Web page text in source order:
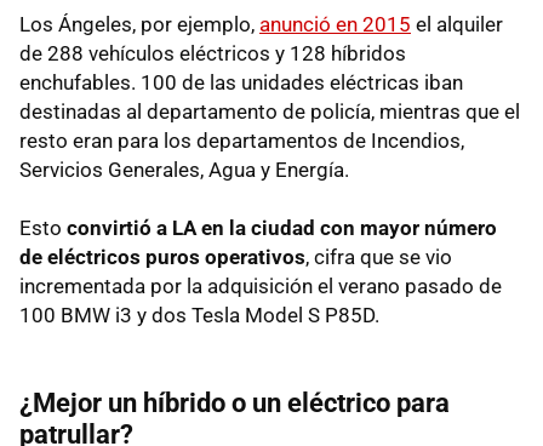
Los Ángeles, por ejemplo, anunció en 2015 el alquiler
de 288 vehículos eléctricos y 128 híbridos
enchufables. 100 de las unidades eléctricas iban
destinadas al departamento de policía, mientras que el
resto eran para los departamentos de Incendios,
Servicios Generales, Agua y Energía.
Esto convirtió a LA en la ciudad con mayor número
de eléctricos puros operativos, cifra que se vio
incrementada por la adquisición el verano pasado de
100 BMW i3 y dos Tesla Model S P85D.
¿Mejor un híbrido o un eléctrico para
patrullar?